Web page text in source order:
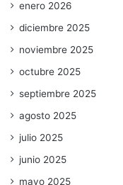
enero 2026
diciembre 2025
noviembre 2025
octubre 2025
septiembre 2025
agosto 2025
julio 2025
junio 2025
mayo 2025